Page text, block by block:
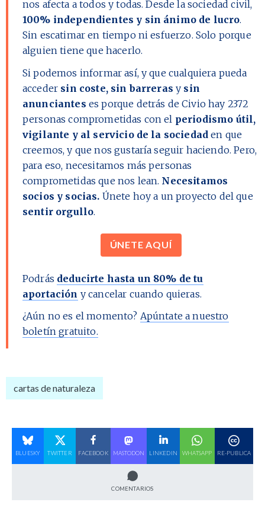
nos afecta a todos y todas. Desde la sociedad civil,
100% independientes y sin ánimo de lucro.
Sin escatimar en tiempo ni esfuerzo. Solo porque
alguien tiene que hacerlo.
Si podemos informar así, y que cualquiera pueda
acceder sin coste, sin barreras y sin
anunciantes es porque detrás de Civio hay 2372
personas comprometidas con el periodismo útil,
vigilante y al servicio de la sociedad en que
creemos, y que nos gustaría seguir haciendo. Pero,
para eso, necesitamos más personas
comprometidas que nos lean. Necesitamos
socios y socias. Únete hoy a un proyecto del que
sentir orgullo.
ÚNETE AQUÍ
Podrás deducirte hasta un 80% de tu
aportación y cancelar cuando quieras.
¿Aún no es el momento? Apúntate a nuestro
boletín gratuito.
cartas de naturaleza
BLUESKY TWITTER FACEBOOK MASTODON LINKEDIN WHATSAPP RE-PUBLICA
COMENTARIOS